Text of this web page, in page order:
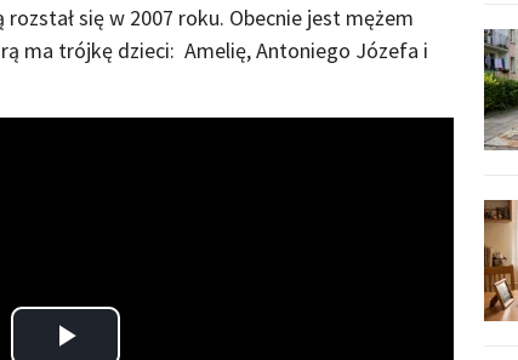
się w 2007 roku. Obecnie jest mężem
ma trójkę dzieci: Amelię, Antoniego Józefa i